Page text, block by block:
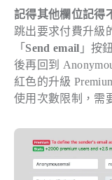
記得其他欄位記得
跳出要求付費升級
「 Send email 」按
後再回到
紅色的升級
使用次數限制，需